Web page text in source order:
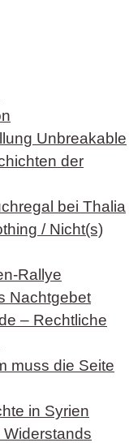
Unbreakable
der
bei Thalia
/ Nicht(s)
Rallye
Nachtgebet
– Rechtliche
muss die Seite
in Syrien